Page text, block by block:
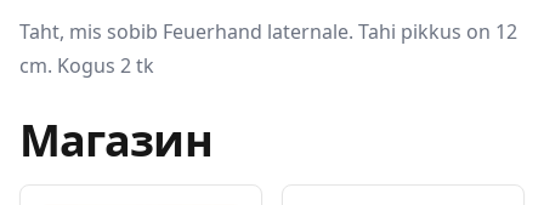
Taht, mis sobib Feuerhand laternale. Tahi pikkus on 12
cm. Kogus 2 tk
Магазин